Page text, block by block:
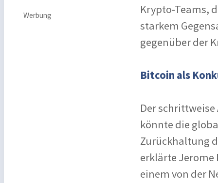
Werbung
Krypto-Teams,
starkem
gegenüber der
Bitcoin als
Der
könnte die
Zurückhaltung
erklärte Jerome
einem von der